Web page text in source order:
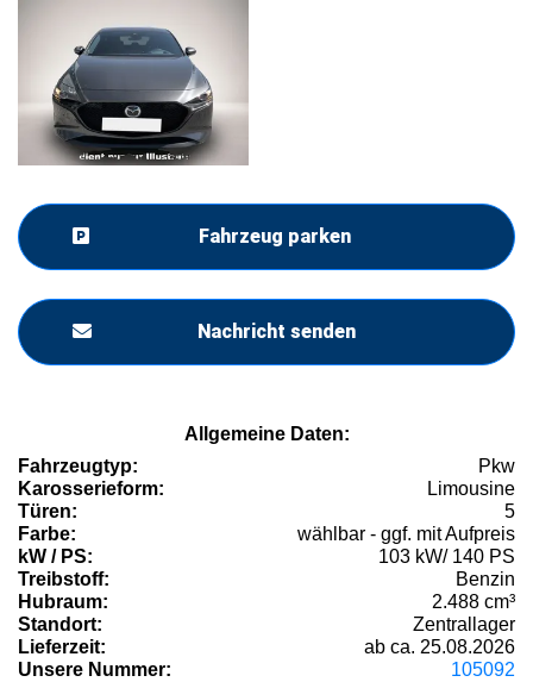
Fahrzeug parken
Nachricht senden
Allgemeine Daten:
Fahrzeugtyp:
Pkw
Karosserieform:
Limousine
Türen:
5
Farbe:
wählbar - ggf. mit Aufpreis
kW / PS:
103 kW/ 140 PS
Treibstoff:
Benzin
Hubraum:
2.488 cm³
Standort:
Zentrallager
Lieferzeit:
ab ca. 25.08.2026
Unsere Nummer:
105092